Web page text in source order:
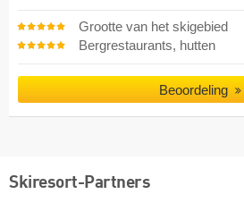
Grootte van het skigebied
Bergrestaurants, hutten
Beoordeling
Skiresort-Partners